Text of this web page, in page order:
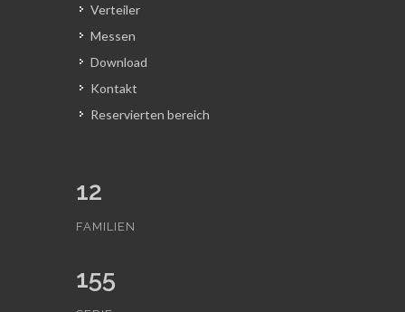
Verteiler
Messen
Download
Kontakt
Reservierten bereich
12
FAMILIEN
155